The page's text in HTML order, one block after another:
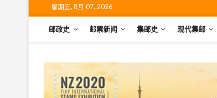
n
星期五, 8月 07, 2026
邮政史 邮票新闻 集邮史 现代集邮